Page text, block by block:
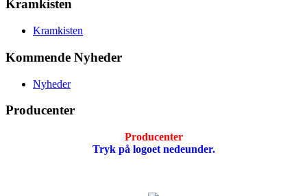
Kramkisten
Kramkisten
Kommende Nyheder
Nyheder
Producenter
Producenter
Tryk på logoet nedeunder.